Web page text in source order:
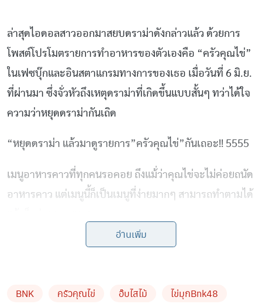
ล่าสุดไอดอลสาวออกมาสยบดราม่าดังกล่าวแล้ว ด้วยการ
โพสต์โปรโมตรายการทำอาหารของตัวเองคือ “ครัวคุณไข่”
ในเฟซบุ๊กและอินสตาแกรมทางการของเธอ เมื่อวันที่ 6 มิ.ย.
ที่ผ่านมา ซึ่งจั่วหัวถึงเหตุดราม่าที่เกิดขึ้นแบบสั้นๆ ทว่าได้ใจ
ความว่าหยุดดราม่ากันเถิด
“หยุดดราม่า แล้วมาดูรายการ”ครัวคุณไข่”กันเถอะ!! 5555
เมนูอาหารคาวที่ทุกคนรอคอย ถึงแม้่ว่าคุณไข่จะไม่ค่อยถนัด
อาหารคาว แต่เมนูนี้ก็เป็นเมนูที่ง่ายมากๆ สามารถทำตามได้
ปล. เที่ยงแล้วอย่าลืมหาอะไรทานกันด้วยนะ
by TVPOOL ONLINE
อ่านเพิ่ม
BNK ครัวคุณไข่ อ๊บไสไม้ ไข่มุกBnk48